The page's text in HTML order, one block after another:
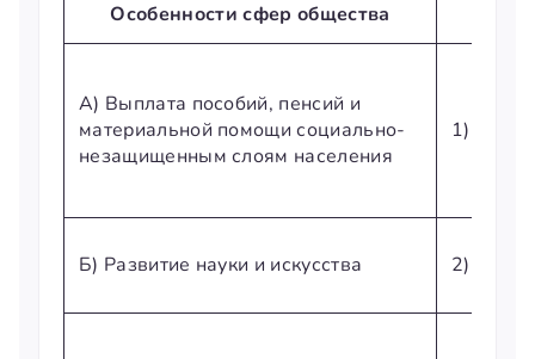
Особенности сфер общества
А) Выплата пособий, пенсий и
материальной помощи социально-
незащищенным слоям населения
1)
Б) Развитие науки и искусства 2)